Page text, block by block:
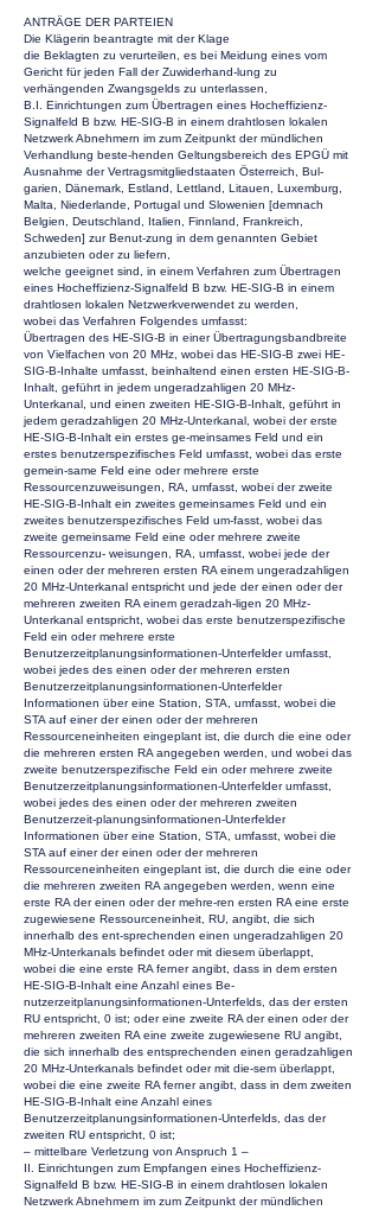
ANTRÄGE DER PARTEIEN
Die Klägerin beantragte mit der Klage
die Beklagten zu verurteilen, es bei Meidung eines vom
Gericht für jeden Fall der Zuwiderhand-lung zu
verhängenden Zwangsgelds zu unterlassen,
B.I. Einrichtungen zum Übertragen eines Hocheffizienz-
Signalfeld B bzw. HE-SIG-B in einem drahtlosen lokalen
Netzwerk Abnehmern im zum Zeitpunkt der mündlichen
Verhandlung beste-henden Geltungsbereich des EPGÜ mit
Ausnahme der Vertragsmitgliedstaaten Österreich, Bul-
garien, Dänemark, Estland, Lettland, Litauen, Luxemburg,
Malta, Niederlande, Portugal und Slowenien [demnach
Belgien, Deutschland, Italien, Finnland, Frankreich,
Schweden] zur Benut-zung in dem genannten Gebiet
anzubieten oder zu liefern,
welche geeignet sind, in einem Verfahren zum Übertragen
eines Hocheffizienz-Signalfeld B bzw. HE-SIG-B in einem
drahtlosen lokalen Netzwerkverwendet zu werden,
wobei das Verfahren Folgendes umfasst:
Übertragen des HE-SIG-B in einer Übertragungsbandbreite
von Vielfachen von 20 MHz, wobei das HE-SIG-B zwei HE-
SIG-B-Inhalte umfasst, beinhaltend einen ersten HE-SIG-B-
Inhalt, geführt in jedem ungeradzahligen 20 MHz-
Unterkanal, und einen zweiten HE-SIG-B-Inhalt, geführt in
jedem geradzahligen 20 MHz-Unterkanal, wobei der erste
HE-SIG-B-Inhalt ein erstes ge-meinsames Feld und ein
erstes benutzerspezifisches Feld umfasst, wobei das erste
gemein-same Feld eine oder mehrere erste
Ressourcenzuweisungen, RA, umfasst, wobei der zweite
HE-SIG-B-Inhalt ein zweites gemeinsames Feld und ein
zweites benutzerspezifisches Feld um-fasst, wobei das
zweite gemeinsame Feld eine oder mehrere zweite
Ressourcenzu- weisungen, RA, umfasst, wobei jede der
einen oder der mehreren ersten RA einem ungeradzahligen
20 MHz-Unterkanal entspricht und jede der einen oder der
mehreren zweiten RA einem geradzah-ligen 20 MHz-
Unterkanal entspricht, wobei das erste benutzerspezifische
Feld ein oder mehrere erste
Benutzerzeitplanungsinformationen-Unterfelder umfasst,
wobei jedes des einen oder der mehreren ersten
Benutzerzeitplanungsinformationen-Unterfelder
Informationen über eine Station, STA, umfasst, wobei die
STA auf einer der einen oder der mehreren
Ressourceneinheiten eingeplant ist, die durch die eine oder
die mehreren ersten RA angegeben werden, und wobei das
zweite benutzerspezifische Feld ein oder mehrere zweite
Benutzerzeitplanungsinformationen-Unterfelder umfasst,
wobei jedes des einen oder der mehreren zweiten
Benutzerzeit-planungsinformationen-Unterfelder
Informationen über eine Station, STA, umfasst, wobei die
STA auf einer der einen oder der mehreren
Ressourceneinheiten eingeplant ist, die durch die eine oder
die mehreren zweiten RA angegeben werden, wenn eine
erste RA der einen oder der mehre-ren ersten RA eine erste
zugewiesene Ressourceneinheit, RU, angibt, die sich
innerhalb des ent-sprechenden einen ungeradzahligen 20
MHz-Unterkanals befindet oder mit diesem überlappt,
wobei die eine erste RA ferner angibt, dass in dem ersten
HE-SIG-B-Inhalt eine Anzahl eines Be-
nutzerzeitplanungsinformationen-Unterfelds, das der ersten
RU entspricht, 0 ist; oder eine zweite RA der einen oder der
mehreren zweiten RA eine zweite zugewiesene RU angibt,
die sich innerhalb des entsprechenden einen geradzahligen
20 MHz-Unterkanals befindet oder mit die-sem überlappt,
wobei die eine zweite RA ferner angibt, dass in dem zweiten
HE-SIG-B-Inhalt eine Anzahl eines
Benutzerzeitplanungsinformationen-Unterfelds, das der
zweiten RU entspricht, 0 ist;
– mittelbare Verletzung von Anspruch 1 –
II. Einrichtungen zum Empfangen eines Hocheffizienz-
Signalfeld B bzw. HE-SIG-B in einem drahtlosen lokalen
Netzwerk Abnehmern im zum Zeitpunkt der mündlichen